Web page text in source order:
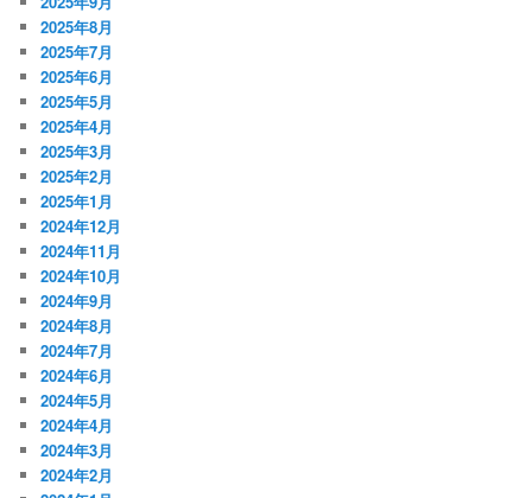
2025年8月
2025年7月
2025年6月
2025年5月
2025年4月
2025年3月
2025年2月
2025年1月
2024年12月
2024年11月
2024年10月
2024年9月
2024年8月
2024年7月
2024年6月
2024年5月
2024年4月
2024年3月
2024年2月